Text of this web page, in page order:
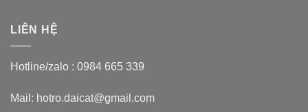
LIÊN HỆ
Hotline/zalo : 0984 665 339
Mail: hotro.daicat@gmail.com